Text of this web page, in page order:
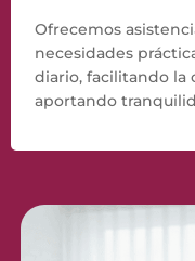
Ofrecemos
necesidades
diario, facilitando la
aportando